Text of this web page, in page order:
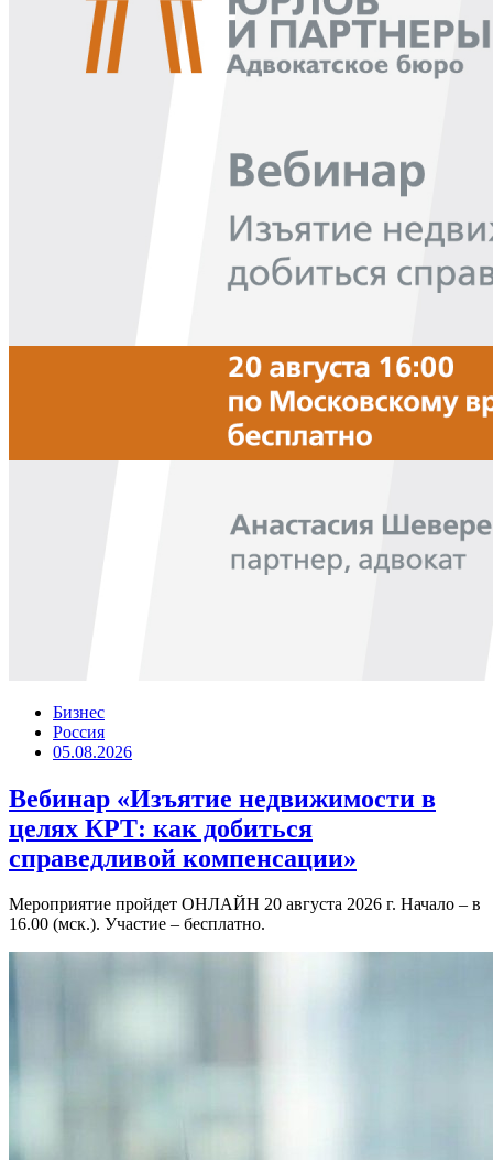
Бизнес
Россия
05.08.2026
Вебинар «Изъятие недвижимости в
целях КРТ: как добиться
справедливой компенсации»
Мероприятие пройдет ОНЛАЙН 20 августа 2026 г. Начало – в
16.00 (мск.). Участие – бесплатно.